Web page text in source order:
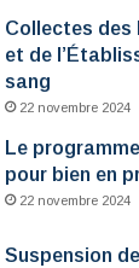
Collectes des
et de
sang
22 novembre 2024
Le
pour bien en
22 novembre 2024
Suspension